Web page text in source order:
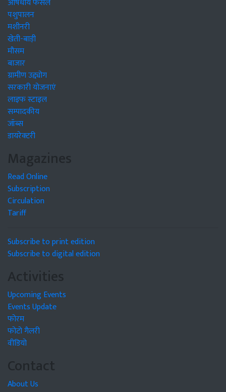
पशुपालन
मशीनरी
खेती-बाड़ी
मौसम
बाजार
ग्रामीण उद्द्योग
सरकारी योजनाएं
लाइफ स्टाइल
सम्पादकीय
जॉब्स
डायरेक्टरी
Magazines
Read Online
Subscription
Circulation
Tariff
Subscribe to print edition
Subscribe to digital edition
Activities
Upcoming Events
Events Update
फोरम
फोटो गैलरी
वीडियो
Contact
About Us